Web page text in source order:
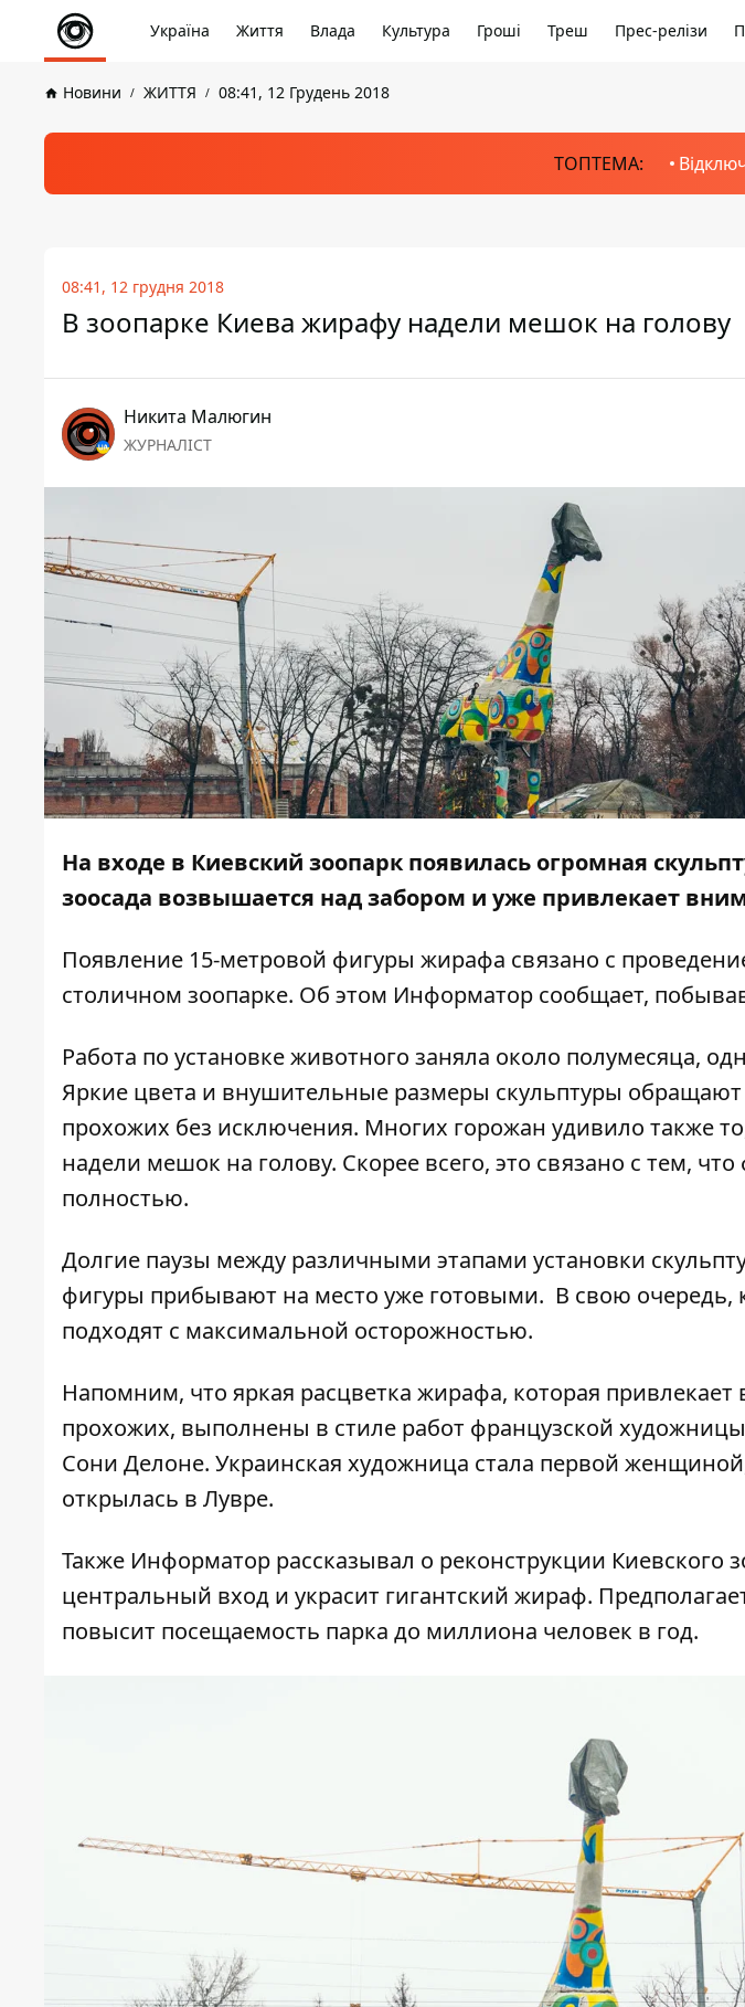
Україна Життя Влада Культура Гроші Треш Прес-релізи
Новини ЖИТТЯ 08:41, 12 Грудень 2018
ТОПТЕМА:
08:41, 12 грудня 2018
В зоопарке Киева жирафу надели мешок на голову
Никита Малюгин
ЖУРНАЛІСТ
На входе в Киевский зоопарк появилась огромная
зоосада возвышается над забором и уже привлекает
Появление 15-метровой фигуры жирафа связано с
столичном зоопарке. Об этом Информатор сообщает,
Работа по установке животного заняла около полумесяца,
Яркие цвета и внушительные размеры скульптуры
прохожих без исключения. Многих горожан удивило также
надели мешок на голову. Скорее всего, это связано с тем,
полностью.
Долгие паузы между различными этапами установки
фигуры прибывают на место уже готовыми. В свою очередь,
подходят с максимальной осторожностью.
Напомним, что яркая расцветка жирафа, которая
прохожих, выполнены в стиле работ французской художницы
Сони Делоне. Украинская художница стала первой
открылась в Лувре.
Также Информатор рассказывал о реконструкции Киевского
центральный вход и украсит гигантский жираф.
повысит посещаемость парка до миллиона человек в год.